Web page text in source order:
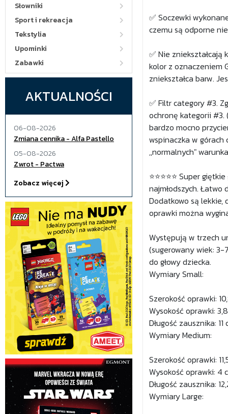
Słowniki
Sport i rekreacja
Tekstylia
Upominki
Zabawki
AKTUALNOŚCI
06-08-2026
Zmiana cennika - Alfa Pastello
05-08-2026
Zwrot - Pactwa
Zobacz więcej
✅ Soczewki
czemu są odporne
✅ Nie zniekształcają
kolor z oznaczeniem
zniekształca barw.
✅ Filtr category #3.
ochronę kategorii
bardzo mocno
wspinaczka w
,,normalnych"
⭐⭐⭐⭐⭐ Super
najmłodszych. Łatwo
Dodatkowo są lekkie,
oprawki można
Występują w trzech
(sugerowany wiek:
do głowy dziecka.
Wymiary Small:
Szerokość oprawki:
Wysokość oprawki:
Długość zausznika: 11
Wymiary Medium:
Szerokość oprawki:
Wysokość oprawki: 4
Długość zausznika:
Wymiary Large: